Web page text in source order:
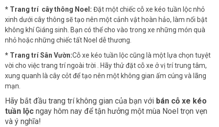
* Trang trí cây thông Noel : Đặt một chiếc cỗ xe kéo tuần lộc nhỏ
xinh dưới cây thông sẽ tạo nên một cảnh vật hoàn hảo, làm nổi bật
không khí Giáng sinh. Bạn có thể cho vào trong xe những món quà
nhỏ hoặc những chiếc tất Noel dễ thương.
* Trang trí Sân Vườn:Cỗ xe kéo tuần lộc cũng là một lựa chọn tuyệt
vời cho việc trang trí ngoài trời . Hãy thử đặt cỗ xe ở vị trí trung tâm,
xung quanh là cây cỏt để tạo nên một không gian ấm cúng và lãng
mạn.
Hãy bắt đầu trang trí không gian của bạn với bán cỗ xe kéo
tuần lộc ngay hôm nay để tận hưởng một mùa Noel trọn vẹn
và ý nghĩa!